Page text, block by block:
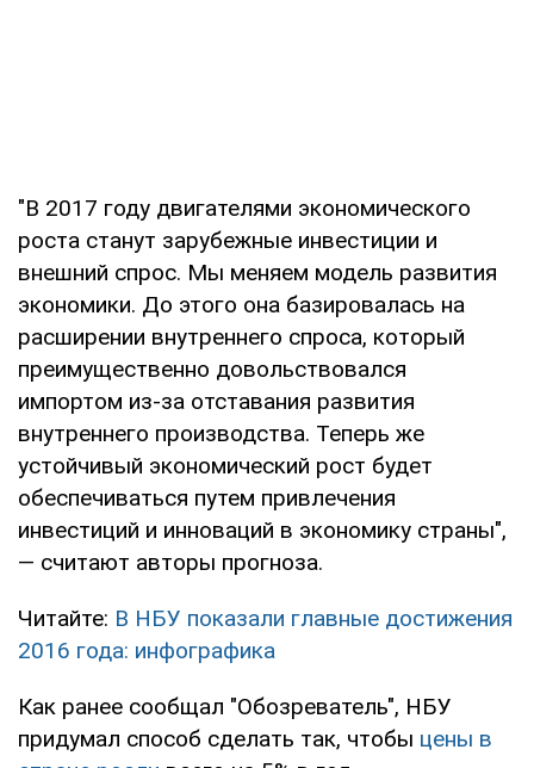
"В 2017 году двигателями экономического
роста станут зарубежные инвестиции и
внешний спрос. Мы меняем модель развития
экономики. До этого она базировалась на
расширении внутреннего спроса, который
преимущественно довольствовался
импортом из-за отставания развития
внутреннего производства. Теперь же
устойчивый экономический рост будет
обеспечиваться путем привлечения
инвестиций и инноваций в экономику страны",
— считают авторы прогноза.
Читайте: В НБУ показали главные достижения
2016 года: инфографика
Как ранее сообщал "Обозреватель", НБУ
придумал способ сделать так, чтобы цены в